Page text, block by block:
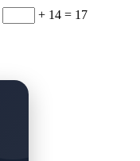
+ 14 = 17